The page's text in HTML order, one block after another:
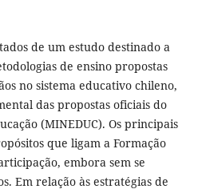
de um estudo destinado a
de ensino propostas
no sistema educativo chileno,
das propostas oficiais do
(MINEDUC). Os principais
que ligam a Formação
embora sem se
Em relação às estratégias de